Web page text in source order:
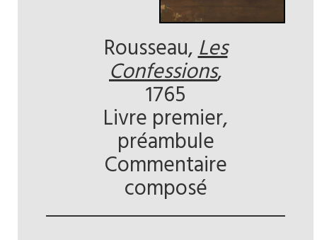
Rousseau,Les
Confessions,
1765
Livre premier,
préambule
Commentaire
composé